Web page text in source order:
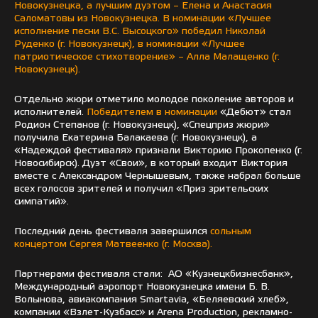
Новокузнецка, а лучшим дуэтом – Елена и Анастасия
Саломатовы из Новокузнецка. В номинации «Лучшее
исполнение песни В.С. Высоцкого» победил Николай
Руденко (г. Новокузнецк), в номинации «Лучшее
патриотическое стихотворение» – Алла Малащенко (г.
Новокузнецк).
Отдельно жюри отметило молодое поколение авторов и
исполнителей.
Победителем в номинации «Дебют» стал
Родион Степанов (г. Новокузнецк), «Спецприз жюри»
получила Екатерина Балакаева (г. Новокузнецк), а
«Надеждой фестиваля» признали Викторию Прокопенко (г.
Новосибирск). Дуэт «Свои», в который входит Виктория
вместе с Александром Чернышевым, также набрал больше
всех голосов зрителей и получил «Приз зрительских
симпатий».
Последний день фестиваля завершился сольным
концертом Сергея Матвеенко (г. Москва).
Партнерами фестиваля стали: АО «Кузнецкбизнесбанк»,
Международный аэропорт Новокузнецка имени Б. В.
Волынова, авиакомпания Smartavia, «Беляевский хлеб»,
компании «Взлет-Кузбасс» и Arena Production, рекламно-